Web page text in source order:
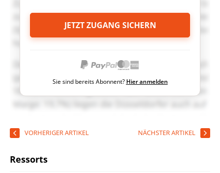
JETZT ZUGANG SICHERN
Sie sind bereits Abonnent? Hier anmelden
VORHERIGER ARTIKEL NÄCHSTER ARTIKEL
Ressorts